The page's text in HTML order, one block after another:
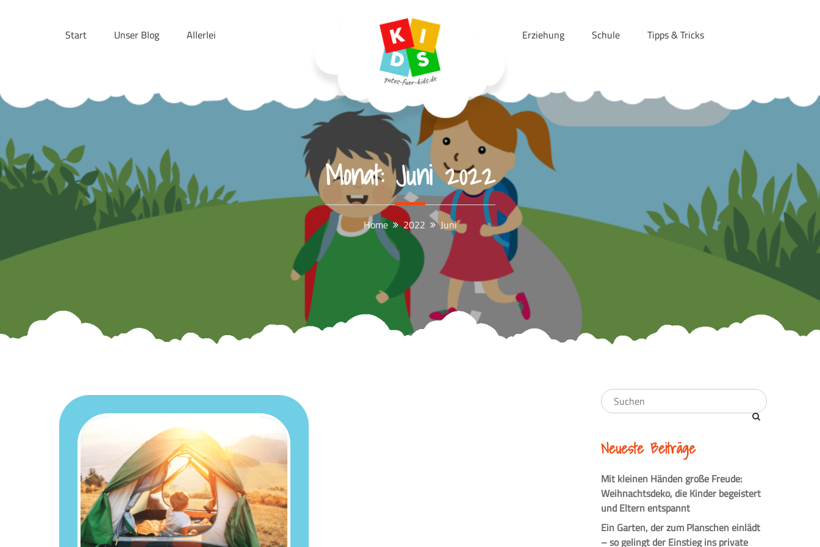
Start Unser Blog Allerlei
Gutes Für Kids
Erziehung Schule Tipps & Tricks
Monat:Juni 2022
Home 2022 Juni
Neueste Beiträge
Mit kleinen Händen große Freude:
Weihnachtsdeko, die Kinder begeistert
und Eltern entspannt
Ein Garten, der zum Planschen einlädt
– so gelingt der Einstieg ins private